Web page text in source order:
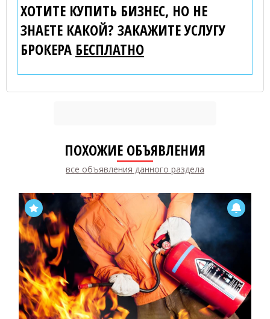
ХОТИТЕ КУПИТЬ БИЗНЕС, НО НЕ
ЗНАЕТЕ КАКОЙ? ЗАКАЖИТЕ УСЛУГУ
БРОКЕРА БЕСПЛАТНО
ПОХОЖИЕ ОБЪЯВЛЕНИЯ
все объявления данного раздела